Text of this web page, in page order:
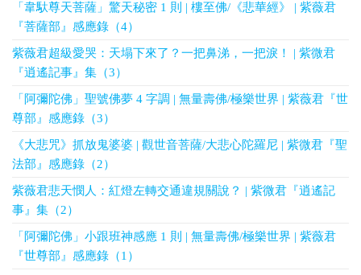
「韋馱尊天菩薩」驚天秘密 1 則 | 樓至佛/《悲華經》 | 紫薇君
『菩薩部』感應錄（4）
紫薇君超級愛哭：天塌下來了？一把鼻涕，一把淚！ | 紫微君
『逍遙記事』集（3）
「阿彌陀佛」聖號佛夢 4 字調 | 無量壽佛/極樂世界 | 紫薇君『世
尊部』感應錄（3）
《大悲咒》抓放鬼婆婆 | 觀世音菩薩/大悲心陀羅尼 | 紫微君『聖
法部』感應錄（2）
紫薇君悲天憫人：紅燈左轉交通違規關說？ | 紫微君『逍遙記
事』集（2）
「阿彌陀佛」小跟班神感應 1 則 | 無量壽佛/極樂世界 | 紫薇君
『世尊部』感應錄（1）